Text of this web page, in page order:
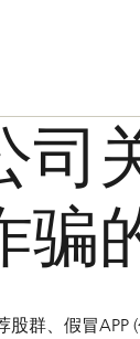
司
骗
群、假冒